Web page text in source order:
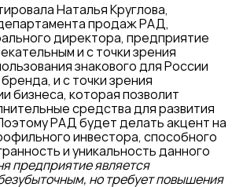
Наталья Круглова,
продаж РАД,
директора, предприятие
и с точки зрения
знакового для России
и с точки зрения
бизнеса, которая позволит
средства для развития
РАД будет делать акцент на
инвестора, способного
и уникальность данного
предприятие является
но требует повышения